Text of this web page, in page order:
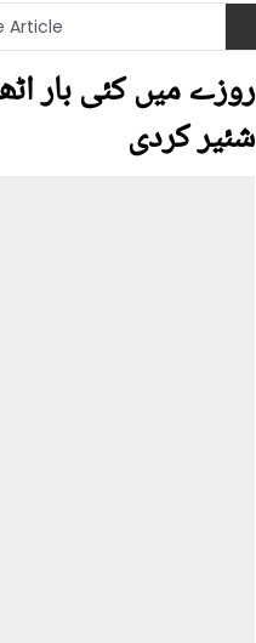
روزے میں کئی بار
شئیر کردی